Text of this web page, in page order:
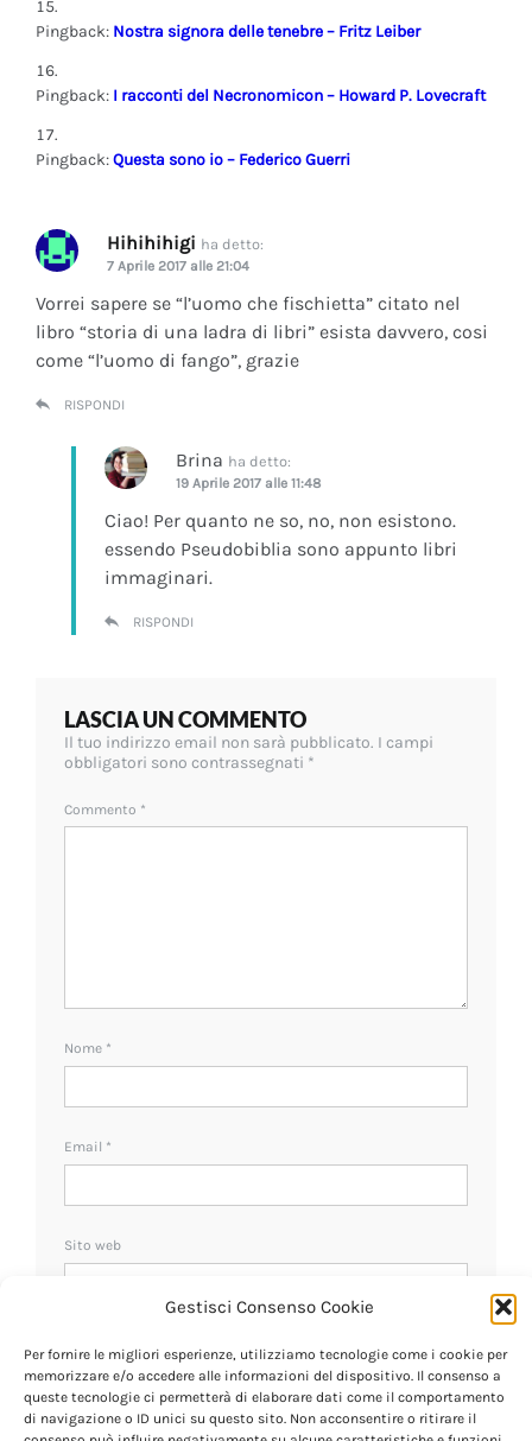
Gestisci Consenso Cookie
Per fornire le migliori esperienze, utilizziamo tecnologie come i cookie per
memorizzare e/o accedere alle informazioni del dispositivo. Il consenso a
queste tecnologie ci permetterà di elaborare dati come il comportamento
di navigazione o ID unici su questo sito. Non acconsentire o ritirare il
Pingback: Nostra signora delle tenebre – Fritz Leiber
Pingback: I racconti del Necronomicon – Howard P. Lovecraft
Pingback:Questa sono io – Federico Guerri
Hihihihigi ha detto:
7 Aprile 2017 alle 21:04
Vorrei sapere se “l’uomo che fischietta” citato nel
libro “storia di una ladra di libri” esista davvero, cosi
come “l’uomo di fango”, grazie
RISPONDI
Brina ha detto:
19 Aprile 2017 alle 11:48
Ciao! Per quanto ne so, no, non esistono.
essendo Pseudobiblia sono appunto libri
immaginari.
RISPONDI
LASCIA UN COMMENTO
Il tuo indirizzo email non sarà pubblicato. I campi
obbligatori sono contrassegnati *
Commento *
Nome *
Email *
Sito web